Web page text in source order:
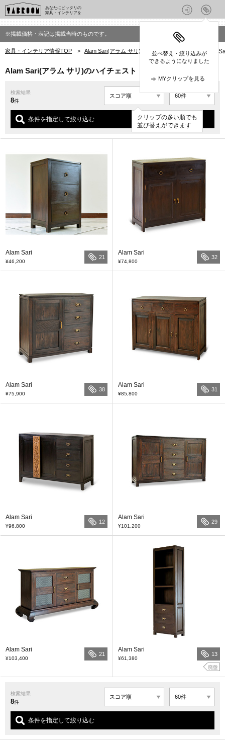
あなたにピッタリの
家具・インテリアを
並べ替え・絞り込みが
できるようになりました
MYクリップを見る
※掲載価格・表記は掲載当時のものです。
家具・インテリア情報TOP > Alam Sari(アラム サリ)の家具・インテリア > Alam
Alam Sari(アラム サリ)のハイチェスト
検索結果
8件
クリップの多い順でも
並び替えができます
条件を指定して絞り込む
Alam Sari
¥46,200
21
Alam Sari
¥74,800
32
Alam Sari
¥75,900
38
Alam Sari
¥85,800
31
Alam Sari
¥96,800
12
Alam Sari
¥101,200
29
Alam Sari
¥103,400
21
Alam Sari
¥61,380
13
廃盤
検索結果
8件
条件を指定して絞り込む